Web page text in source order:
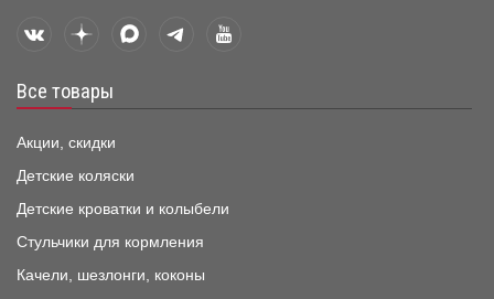
Все товары
Акции, скидки
Детские коляски
Детские кроватки и колыбели
Стульчики для кормления
Качели, шезлонги, коконы